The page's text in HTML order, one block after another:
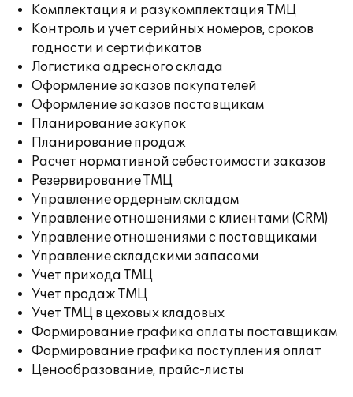
Комплектация и разукомплектация ТМЦ
Контроль и учет серийных номеров, сроков
годности и сертификатов
Логистика адресного склада
Оформление заказов покупателей
Оформление заказов поставщикам
Планирование закупок
Планирование продаж
Расчет нормативной себестоимости заказов
Резервирование ТМЦ
Управление ордерным складом
Управление отношениями с клиентами (CRM)
Управление отношениями с поставщиками
Управление складскими запасами
Учет прихода ТМЦ
Учет продаж ТМЦ
Учет ТМЦ в цеховых кладовых
Формирование графика оплаты поставщикам
Формирование графика поступления оплат
Ценообразование, прайс-листы